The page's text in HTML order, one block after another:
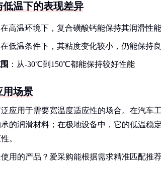
低温下的表现差异
高温环境下，复合磺酸钙能保持其润滑性
低温条件下，其粘度变化较小，仍能保持
：从-30℃到150℃都能保持较好性能
用场景
应用于需要宽温度适应性的场合。在汽车
的润滑材料；在极地设备中，它的低温稳
。
用的产品？爱采购能根据需求精准匹配推